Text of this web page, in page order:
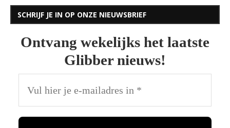
SCHRIJF JE IN OP ONZE NIEUWSBRIEF
Ontvang wekelijks het laatste
Glibber nieuws!